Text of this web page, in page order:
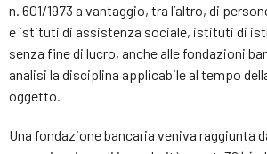
n. 601/1973 a vantaggio, tra l’altro, di
e istituti di assistenza sociale, istituti di
senza fine di lucro, anche alle fondazioni
analisi la disciplina applicabile al tempo
oggetto.
Una fondazione bancaria veniva raggiunta